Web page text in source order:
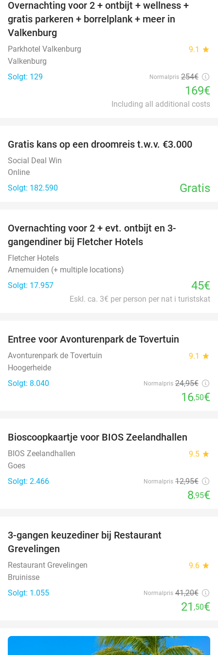
33%
Overnachting voor 2 + ontbijt + wellness +
gratis parkeren + borrelplank + meer in
Valkenburg
Parkhotel Valkenburg 9.1 star
Valkenburg
Solgt: 129
Normalpris 254€
169€
Including all additional costs
Gratis kans op een droomreis t.w.v. €3.000
Social Deal Win
Online
Solgt: 182.590
Gratis
Overnachting voor 2 + evt. ontbijt en 3-
gangendiner bij Fletcher Hotels
Fletcher Hotels
Arnemuiden (+ multiple locations)
Solgt: 17.957
45€
Eskl. ca. 3€ per person per nat i turistskat
Entree voor Avonturenpark de Tovertuin
Avonturenpark de Tovertuin 9.1 star
Hoogerheide
Solgt: 8.040
Normalpris 24,95€
16,50€
Bioscoopkaartje voor BIOS Zeelandhallen
BIOS Zeelandhallen 9.5 star
Goes
Solgt: 2.466
Normalpris 12,95€
8,95€
3-gangen keuzediner bij Restaurant
Grevelingen
Restaurant Grevelingen 9.6 star
Bruinisse
Solgt: 1.055
Normalpris 41,20€
21 ,50€